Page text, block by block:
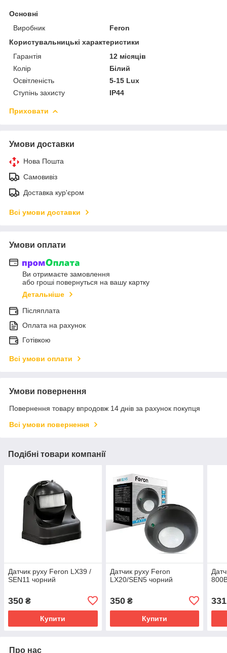
Основні
Виробник
Feron
Користувальницькі характеристики
Гарантія
12 місяців
Колір
Білий
Освітленість
5-15 Lux
Ступінь захисту
IP44
Приховати
Умови доставки
Нова Пошта
Самовивіз
Доставка кур'єром
Всі умови доставки
Умови оплати
Ви отримаєте замовлення
або гроші повернуться на вашу картку
Детальніше
Післяплата
Оплата на рахунок
Готівкою
Всі умови оплати
Умови повернення
Повернення товару впродовж 14 днів за рахунок покупця
Всі умови повернення
Подібні товари компанії
Датчик руху Feron LX39 /
SEN11 чорний
350 ₴
Купити
Датчик руху Feron
LX20/SEN5 чорний
350₴
Купити
331
Про нас